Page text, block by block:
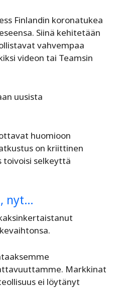
Finlandin koronatukea
Siinä kehitetään
vahvempaa
videon tai Teamsin
uusista
huomioon
on kriittinen
toivoisi selkeyttä
nyt…
Markkinat
ei löytänyt